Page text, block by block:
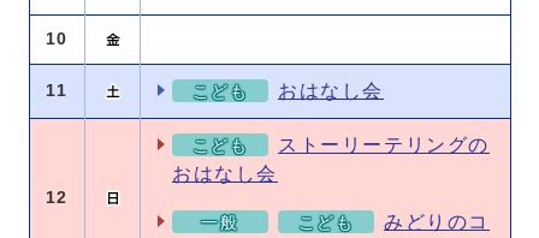
10
11 こども おはなし会
12
こども
ストーリーテリングの
おはなし会
一般 こども
みどりのコ